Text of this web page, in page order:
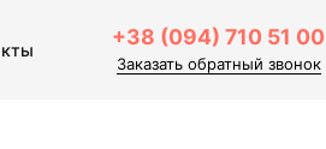
+38 (094) 710 51 00
Заказать обратный звонок